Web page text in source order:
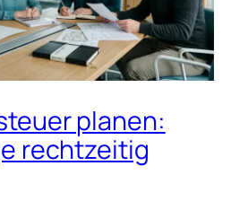
planen:
rechtzeitig